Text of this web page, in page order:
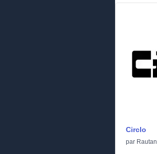
Circlo
par Rautan